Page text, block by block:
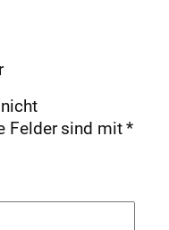
Felder sind mit*